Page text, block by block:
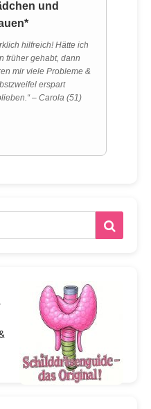
und
hilfreich! Hätte ich
früher gehabt, dann
mir viele Probleme &
erspart
– Carola (51)